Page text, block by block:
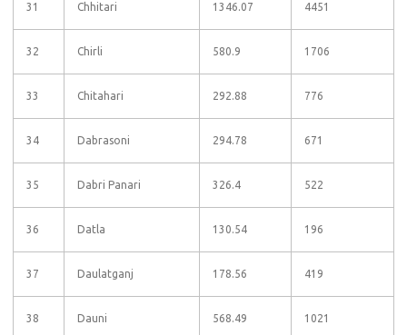
31 Chhitari 1346.07 4451
32 Chirli 580.9 1706
33 Chitahari 292.88 776
34 Dabrasoni 294.78 671
35 Dabri Panari 326.4 522
36 Datla 130.54 196
37 Daulatganj 178.56 419
38 Dauni 568.49 1021